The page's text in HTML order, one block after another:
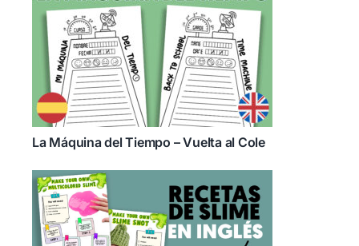
La Máquina del Tiempo – Vuelta al Cole